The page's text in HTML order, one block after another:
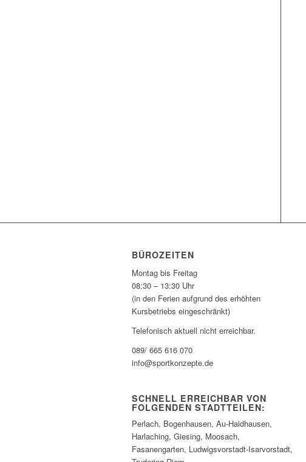
BÜROZEITEN
Montag bis Freitag
08:30 – 13:30 Uhr
(in den Ferien aufgrund des erhöhten
Kursbetriebs eingeschränkt)
Telefonisch aktuell nicht erreichbar.
089/ 665 616 070
info@sportkonzepte.de
SCHNELL ERREICHBAR VON
FOLGENDEN STADTTEILEN:
Perlach, Bogenhausen, Au-Haidhausen,
Harlaching, Giesing, Moosach,
Fasanengarten, Ludwigsvorstadt-Isarvorstadt,